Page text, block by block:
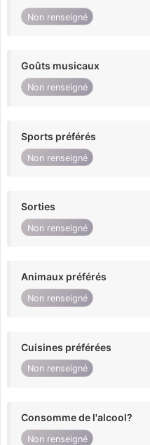
Non renseigné
Goûts musicaux
Non renseigné
Sports préférés
Non renseigné
Sorties
Non renseigné
Animaux préférés
Non renseigné
Cuisines préférées
Non renseigné
Consomme de l'alcool?
Non renseigné